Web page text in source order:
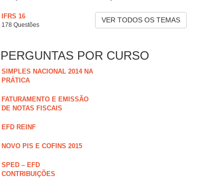
IFRS 16
178 Questões
VER TODOS OS TEMAS
PERGUNTAS POR CURSO
SIMPLES NACIONAL 2014 NA
PRÁTICA
FATURAMENTO E EMISSÃO
DE NOTAS FISCAIS
EFD REINF
NOVO PIS E COFINS 2015
SPED – EFD
CONTRIBUIÇÕES